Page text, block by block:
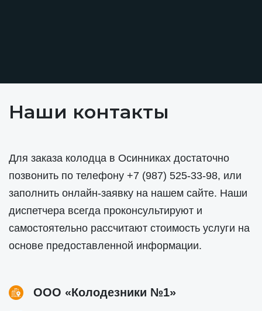
Наши контакты
Для заказа колодца в Осинниках достаточно
позвонить по телефону +7 (987) 525-33-98, или
заполнить онлайн-заявку на нашем сайте. Наши
диспетчера всегда проконсультируют и
самостоятельно рассчитают стоимость услуги на
основе предоставленной информации.
ООО «Колодезники №1»